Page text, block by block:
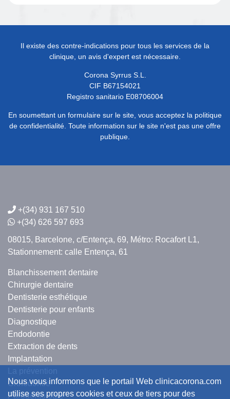
Il existe des contre-indications pour tous les services de la
clinique, un avis d'expert est nécessaire.
Corona Syrrus S.L.
CIF B67154021
Registro sanitario E08706004
En soumettant un formulaire sur le site, vous acceptez la politique
de confidentialité. Toute information sur le site n'est pas une offre
publique.
+(34) 931 167 510
+(34) 626 597 693
08015, Barcelone, c/Entença, 69, Métro: Rocafort L1,
Stationnement: calle Entença, 61
Blanchissement dentaire
Chirurgie dentaire
Dentisterie esthétique
Dentisterie pour enfants
Diagnostique
Endodontie
Extraction de dents
Implantation
Orthodontie
Parodontologie
Nous vous informons que le portail Web clinicacorona.com
utilise ses propres cookies et ceux de tiers pour des